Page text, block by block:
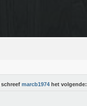
schreef marcb1974 het volgende: